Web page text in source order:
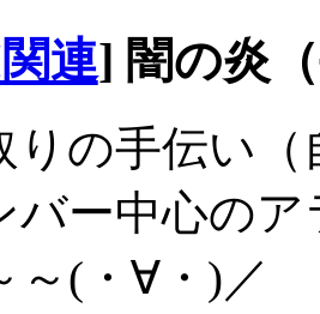
連] 闇の炎
りの手伝い
バー中心の
～(・∀・)／